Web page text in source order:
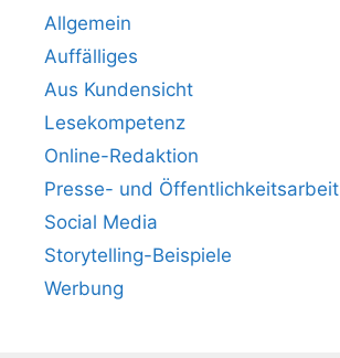
Allgemein
Auffälliges
Aus Kundensicht
Lesekompetenz
Online-Redaktion
Presse- und Öffentlichkeitsarbeit
Social Media
Storytelling-Beispiele
Werbung